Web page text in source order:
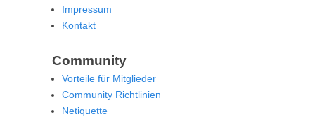
Impressum
Kontakt
Community
Vorteile für Mitglieder
Community Richtlinien
Netiquette